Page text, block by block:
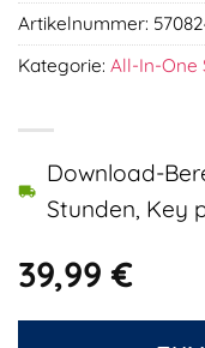
39,99€
Download-
Stunden, Key
Artikelnummer:
Kategorie: All-In-One